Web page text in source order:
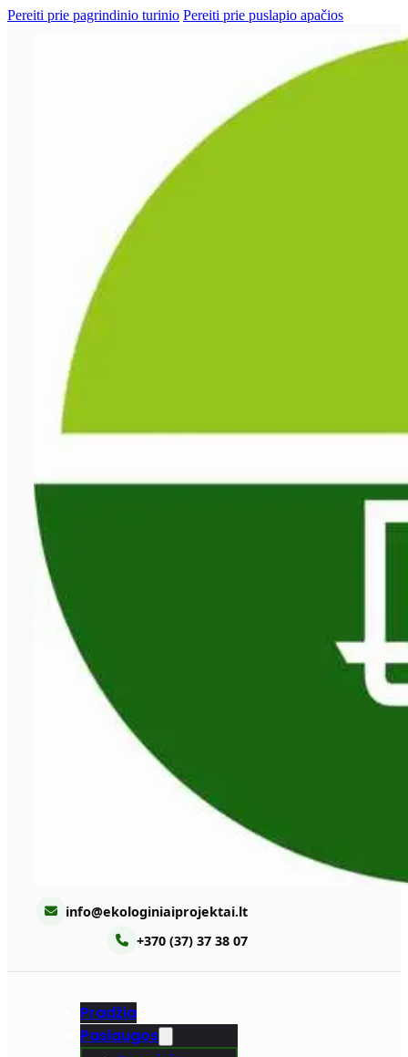
Pereiti prie pagrindinio turinio Pereiti prie puslapio apačios
info@ekologiniaiprojektai.lt
+370 (37) 37 38 07
Pradžia
Paslaugos